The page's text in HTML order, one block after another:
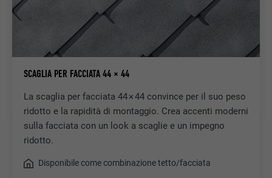
SCAGLIA PER FACCIATA 44 × 44
La scaglia per facciata 44 × 44 convince per il suo peso
ridotto e la rapidità di montaggio. Crea accenti moderni
sulla facciata con un look a scaglie e un impegno
ridotto.
Disponibile come combinazione tetto/facciata